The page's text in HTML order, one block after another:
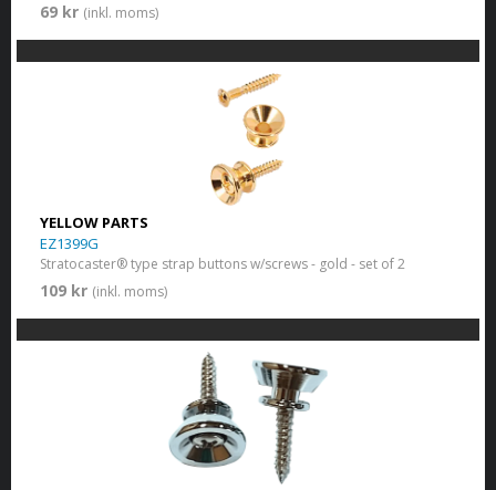
69 kr (inkl. moms)
YELLOW PARTS
EZ1399G
Stratocaster® type strap buttons w/screws - gold - set of 2
109 kr (inkl. moms)